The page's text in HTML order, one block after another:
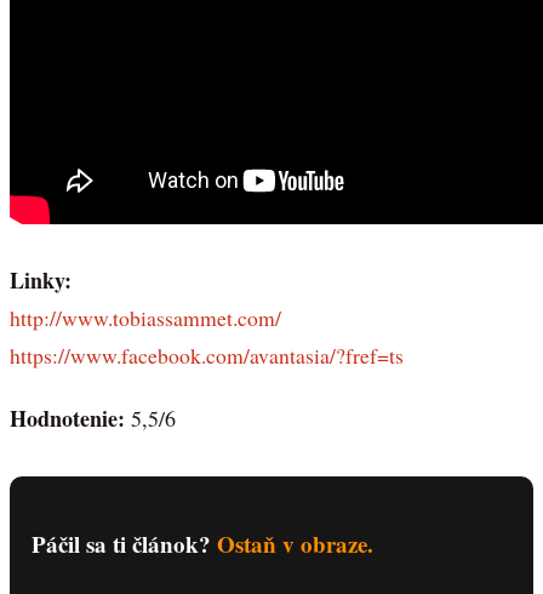
Linky:
http://www.tobiassammet.com/
https://www.facebook.com/avantasia/?fref=ts
Hodnotenie: 5,5/6
Páčil sa ti článok? Ostaň v obraze.